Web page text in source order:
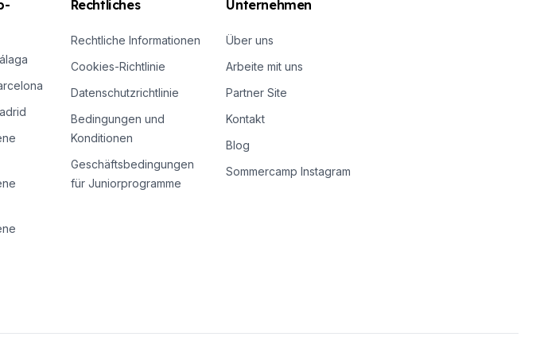
Rechtliches
Rechtliche Informationen
Cookies-Richtlinie
Datenschutzrichtlinie
Bedingungen und
Konditionen
Geschäftsbedingungen
für Juniorprogramme
Unternehmen
Über uns
Arbeite mit uns
Partner Site
Kontakt
Blog
Sommercamp Instagram